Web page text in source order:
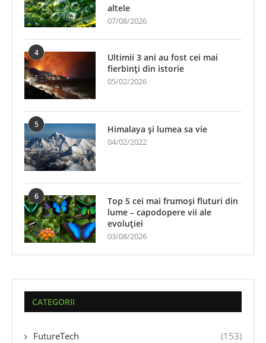
altele
07/08/2026
4
Ultimii 3 ani au fost cei mai
fierbinți din istorie
05/02/2026
5 Himalaya și lumea sa vie
04/02/2022
6
Top 5 cei mai frumoși fluturi din
lume – capodopere vii ale
evoluției
03/08/2026
CATEGORII
FutureTech (153)